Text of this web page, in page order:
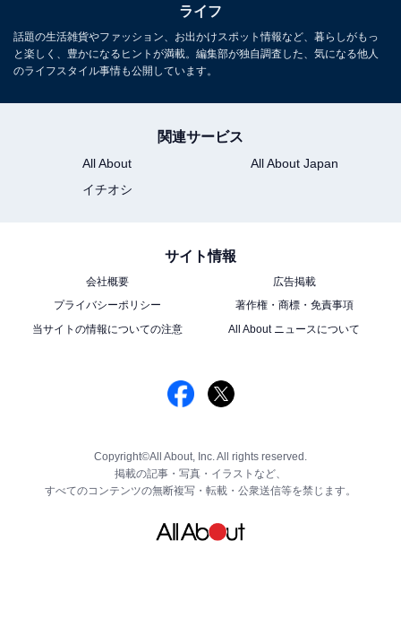
ライフ
話題の生活雑貨やファッション、お出かけスポット情報など、暮らしがもっ
と楽しく、豊かになるヒントが満載。編集部が独自調査した、気になる他人
のライフスタイル事情も公開しています。
関連サービス
All About
All About Japan
イチオシ
サイト情報
会社概要
広告掲載
プライバシーポリシー
著作権・商標・免責事項
当サイトの情報についての注意
All About ニュースについて
Copyright©All About, Inc. All rights reserved.
掲載の記事・写真・イラストなど、
すべてのコンテンツの無断複写・転載・公衆送信等を禁じます。